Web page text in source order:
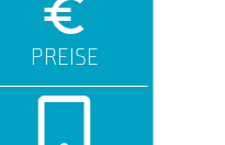
PREISE